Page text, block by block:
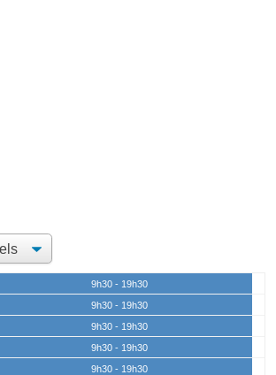
9h30 - 19h30
9h30 - 19h30
9h30 - 19h30
9h30 - 19h30
9h30 - 19h30